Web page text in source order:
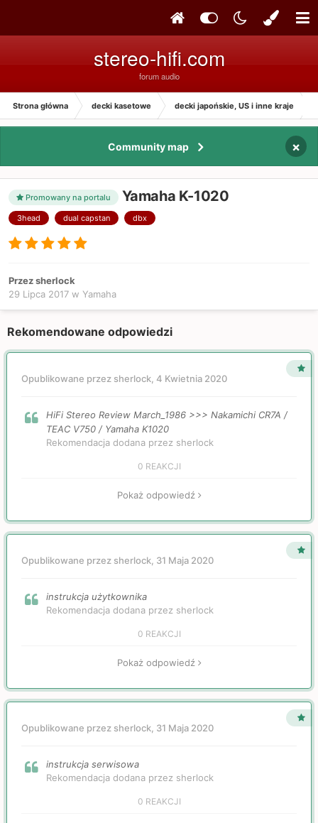
stereo-hifi.com
forum audio
Strona główna decki kasetowe decki japońskie, US i inne kraje
Community map ×
Promowany na portalu Yamaha K-1020
3head dual capstan dbx
Przez sherlock
29 Lipca 2017 w Yamaha
Rekomendowane odpowiedzi
Opublikowane przez sherlock, 4 Kwietnia 2020
HiFi Stereo Review March_1986 >>> Nakamichi CR7A /
TEAC V750 / Yamaha K1020
Rekomendacja dodana przez sherlock
0 REAKCJI
Pokaż odpowiedź
Opublikowane przez sherlock, 31 Maja 2020
instrukcja użytkownika
Rekomendacja dodana przez sherlock
0 REAKCJI
Pokaż odpowiedź
Opublikowane przez sherlock, 31 Maja 2020
instrukcja serwisowa
Rekomendacja dodana przez sherlock
0 REAKCJI